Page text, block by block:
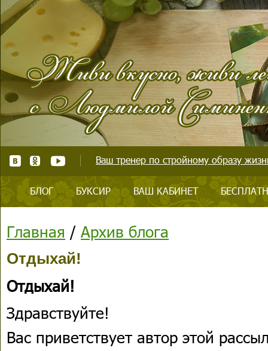
Ваш тренер по стройному образу
БЛОГ БУКСИР ВАШ КАБИНЕТ
Главная / Архив блога
Отдыхай!
Отдыхай!
Здравствуйте!
Вас приветствует автор этой